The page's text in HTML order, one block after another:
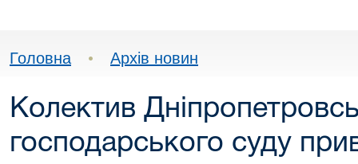
Головна • Архів новин
Колектив
господарського суду